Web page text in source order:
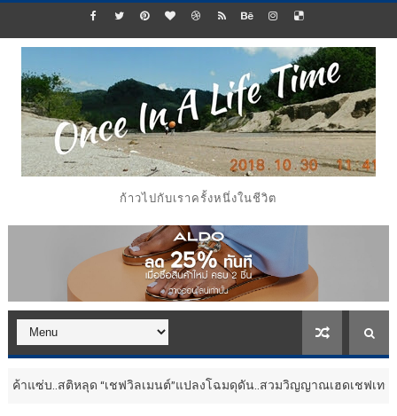
ก้าวไปกับเราครั้งหนึ่งในชีวิต
เชฟวิลเมนต์”แปลงโฉมดุดัน..สวมวิญญาณเฮดเชฟเทรนเนอร์ ประชา